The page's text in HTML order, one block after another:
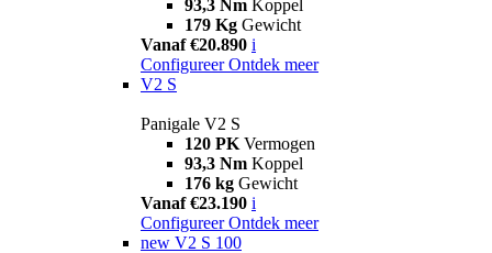
93,3 Nm Koppel
179 Kg Gewicht
Vanaf €20.890 i
Configureer Ontdek meer
V2 S
Panigale V2 S
120 PK Vermogen
93,3 Nm Koppel
176 kg Gewicht
Vanaf €23.190 i
Configureer Ontdek meer
new V2 S 100